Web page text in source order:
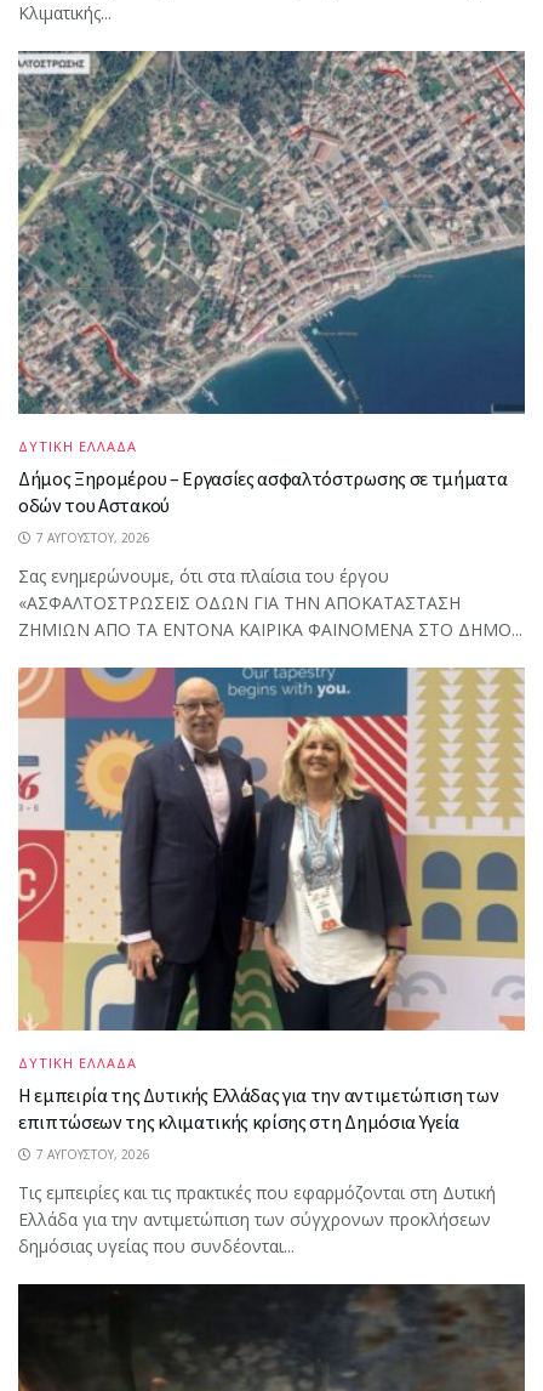
Κλιματικής...
ΔΥΤΙΚΗ ΕΛΛΑΔΑ
Δήμος Ξηρομέρου – Εργασίες ασφαλτόστρωσης σε τμήματα
οδών του Αστακού
7 ΑΥΓΟΎΣΤΟΥ, 2026
Σας ενημερώνουμε, ότι στα πλαίσια του έργου
«ΑΣΦΑΛΤΟΣΤΡΩΣΕΙΣ ΟΔΩΝ ΓΙΑ ΤΗΝ ΑΠΟΚΑΤΑΣΤΑΣΗ
ΖΗΜΙΩΝ ΑΠΟ ΤΑ ΕΝΤΟΝΑ ΚΑΙΡΙΚΑ ΦΑΙΝΟΜΕΝΑ ΣΤΟ ΔΗΜΟ...
ΔΥΤΙΚΗ ΕΛΛΑΔΑ
Η εμπειρία της Δυτικής Ελλάδας για την αντιμετώπιση των
επιπτώσεων της κλιματικής κρίσης στη Δημόσια Υγεία
7 ΑΥΓΟΎΣΤΟΥ, 2026
Τις εμπειρίες και τις πρακτικές που εφαρμόζονται στη Δυτική
Ελλάδα για την αντιμετώπιση των σύγχρονων προκλήσεων
δημόσιας υγείας που συνδέονται...